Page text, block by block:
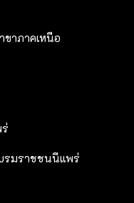
ขาภาคเหนือ
รมราชชนนีแพร่